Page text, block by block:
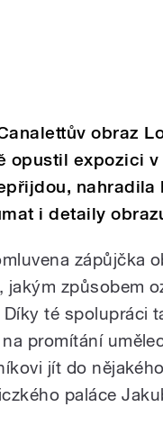
obraz
opustil expozici
nahradila
i detaily
zápůjčka
jakým způsobem
Díky té spolupráci
promítání
jít do
paláce